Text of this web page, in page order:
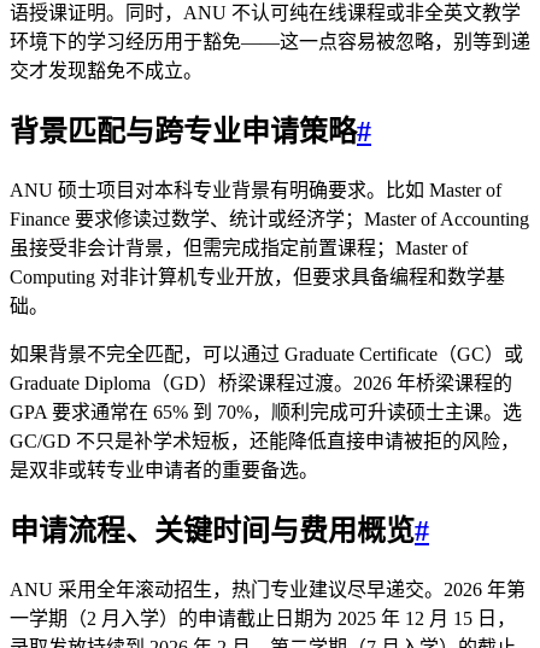
语授课证明。同时，ANU 不认可纯在线课程或非全英文教学
环境下的学习经历用于豁免——这一点容易被忽略，别等到递
交才发现豁免不成立。
背景匹配与跨专业申请策略#
ANU 硕士项目对本科专业背景有明确要求。比如 Master of
Finance 要求修读过数学、统计或经济学；Master of Accounting
虽接受非会计背景，但需完成指定前置课程；Master of
Computing 对非计算机专业开放，但要求具备编程和数学基
础。
如果背景不完全匹配，可以通过 Graduate Certificate（GC）或
Graduate Diploma（GD）桥梁课程过渡。2026 年桥梁课程的
GPA 要求通常在 65% 到 70%，顺利完成可升读硕士主课。选
GC/GD 不只是补学术短板，还能降低直接申请被拒的风险，
是双非或转专业申请者的重要备选。
申请流程、关键时间与费用概览#
ANU 采用全年滚动招生，热门专业建议尽早递交。2026 年第
一学期（2 月入学）的申请截止日期为 2025 年 12 月 15 日，